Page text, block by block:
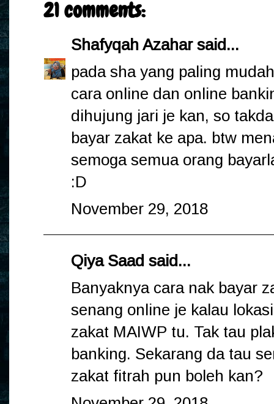
21 comments:
Shafyqah Azaharsaid...
pada sha yang paling
cara online dan online
dihujung jari je kan, so
bayar zakat ke apa. btw
semoga semua orang
:D
November 29, 2018
Qiya Saad said...
Banyaknya cara nak bayar
senang online je kalau
zakat MAIWP tu. Tak tau
banking. Sekarang da tau
zakat fitrah pun boleh kan?